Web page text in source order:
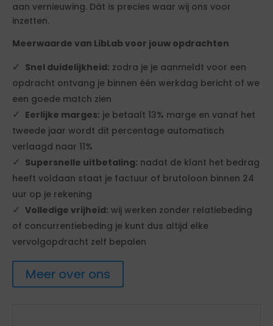
aan vernieuwing. Dát is precies waar wij ons voor
inzetten.
Meerwaarde van LibLab voor jouw opdrachten
Snel duidelijkheid: zodra je je aanmeldt voor een
opdracht ontvang je binnen één werkdag bericht of we
een goede match zien
Eerlijke marges: je betaalt 13% marge en vanaf het
tweede jaar wordt dit percentage automatisch
verlaagd naar 11%
Supersnelle uitbetaling: nadat de klant het bedrag
heeft voldaan staat je factuur of brutoloon binnen 24
uur op je rekening
Volledige vrijheid: wij werken zonder relatiebeding
of concurrentiebeding je kunt dus altijd elke
vervolgopdracht zelf bepalen
Meer over ons